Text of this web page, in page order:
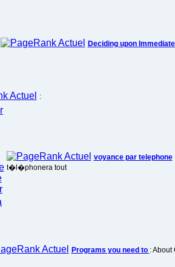
Deciding upon
:
voyance par telephone
t�l�phonera tout
Programs you need to : About